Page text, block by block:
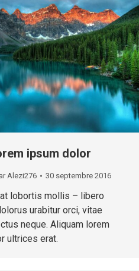
ipsum dolor
Alezi276 30 septembre 2016
lobortis mollis – libero
urabitur orci, vitae
neque. Aliquam lorem
ultrices erat.